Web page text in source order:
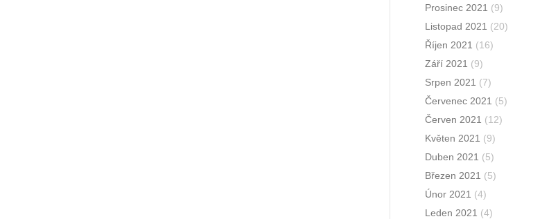
Prosinec 2021 (9)
Listopad 2021 (20)
Říjen 2021 (16)
Září 2021 (9)
Srpen 2021 (7)
Červenec 2021 (5)
Červen 2021 (12)
Květen 2021 (9)
Duben 2021 (5)
Březen 2021 (5)
Únor 2021 (4)
Leden 2021 (4)